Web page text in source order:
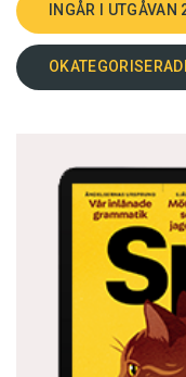
INGÅR I UTGÅVAN